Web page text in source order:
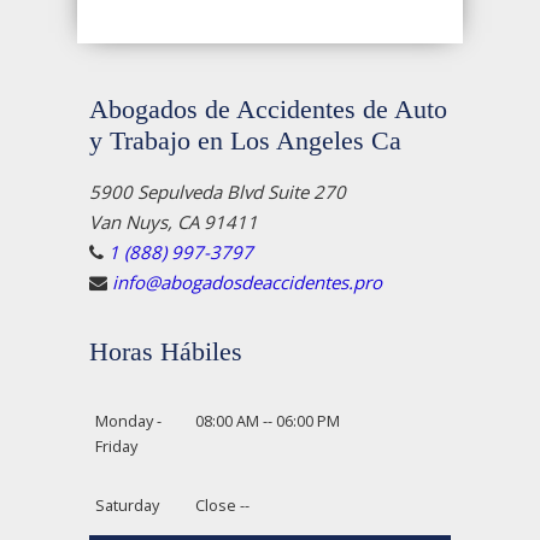
Abogados de Accidentes de Auto
y Trabajo en Los Angeles Ca
5900 Sepulveda Blvd Suite 270
Van Nuys, CA 91411
1 (888) 997-3797
info@abogadosdeaccidentes.pro
Horas Hábiles
Monday -
Friday
08:00 AM -- 06:00 PM
Saturday Close --